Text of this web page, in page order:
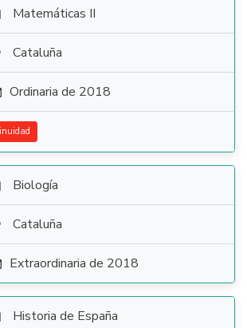
Matemáticas II
Cataluña
Ordinaria de 2018
Biología
Cataluña
Extraordinaria de 2018
Historia de España